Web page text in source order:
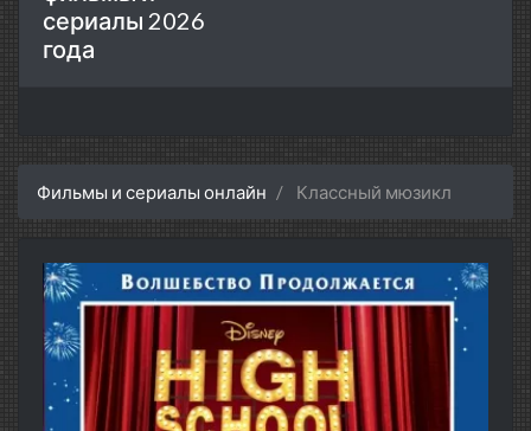
сериалы 2026
года
Фильмы и сериалы онлайн Классный мюзикл